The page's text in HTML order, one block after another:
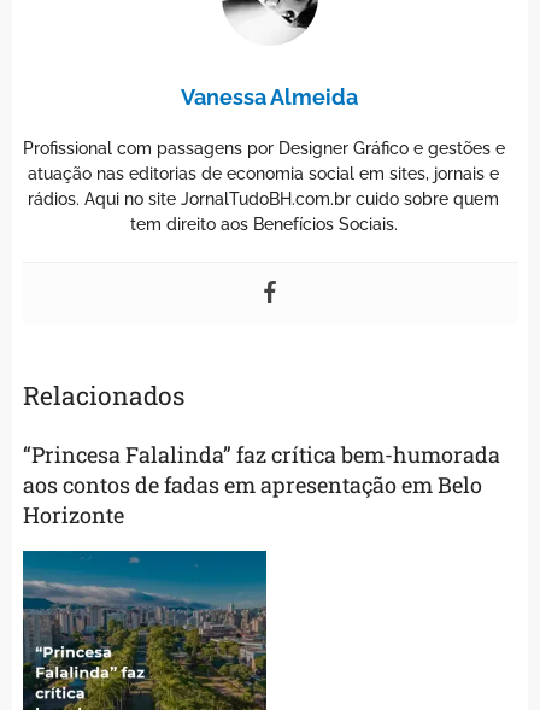
Vanessa Almeida
Profissional com passagens por Designer Gráfico e gestões e
atuação nas editorias de economia social em sites, jornais e
rádios. Aqui no site JornalTudoBH.com.br cuido sobre quem
tem direito aos Benefícios Sociais.
Relacionados
“Princesa Falalinda” faz crítica bem-humorada
aos contos de fadas em apresentação em Belo
Horizonte